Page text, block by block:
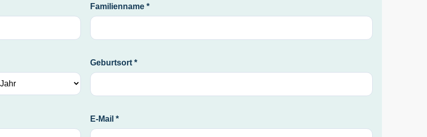
Familienname *
Geburtsort *
E-Mail *